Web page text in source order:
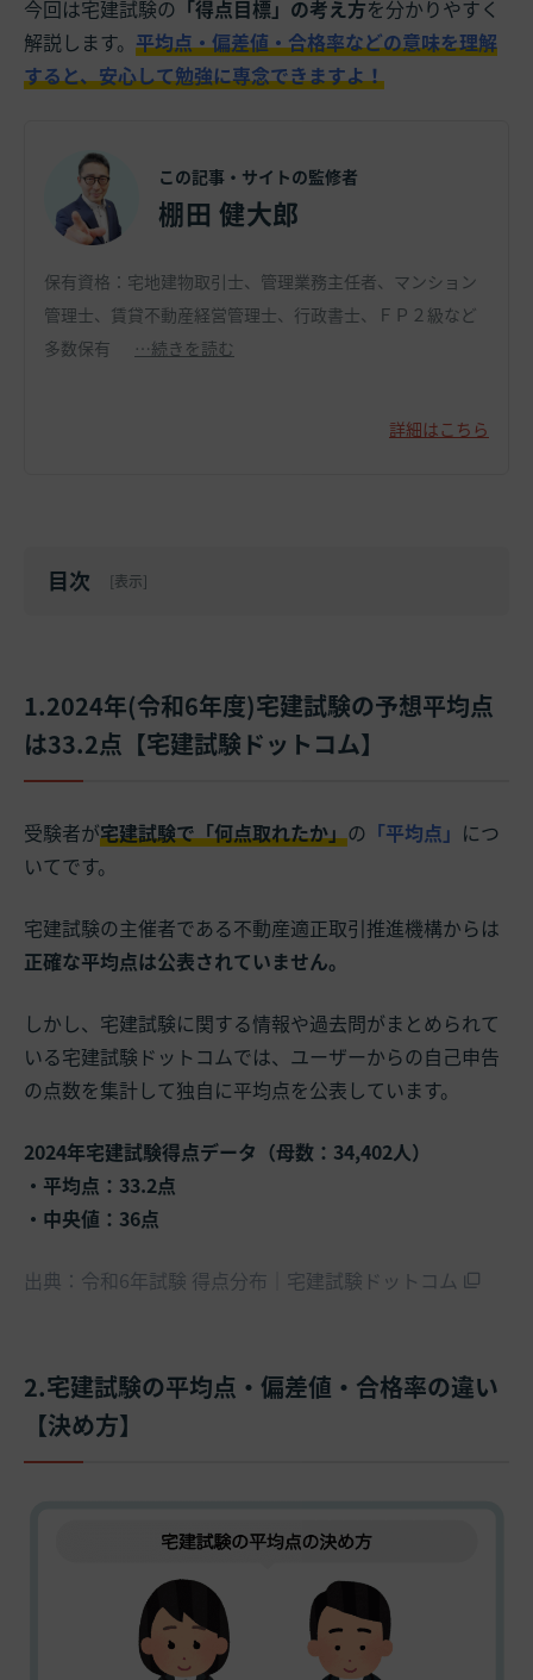
今回は宅建試験の 「得点目標」の考え方を分かりやすく
解説します。 平均点・偏差値・合格率などの意味を理解
すると、安心して勉強に専念できますよ！
この記事・サイトの監修者
棚田 健大郎
保有資格：宅地建物取引士、管理業務主任者、マンション
管理士、賃貸不動産経営管理士、行政書士、ＦＰ２級など
多数保有
…続きを読む
詳細はこちら
目次 [表示]
1.2024年(令和6年度)宅建試験の予想平均点
は33.2点【宅建試験ドットコム】
受験者が宅建試験で「何点取れたか」の 「平均点」 につ
いてです。
宅建試験の主催者である不動産適正取引推進機構からは
正確な平均点は公表されていません。
しかし、宅建試験に関する情報や過去問がまとめられて
いる宅建試験ドットコムでは、ユーザーからの自己申告
の点数を集計して独自に平均点を公表しています。
2024年宅建試験得点データ（母数：34,402人）
・平均点：33.2点
・中央値：36点
出典：令和6年試験 得点分布｜宅建試験ドットコム
2.宅建試験の平均点・偏差値・合格率の違い
【決め方】